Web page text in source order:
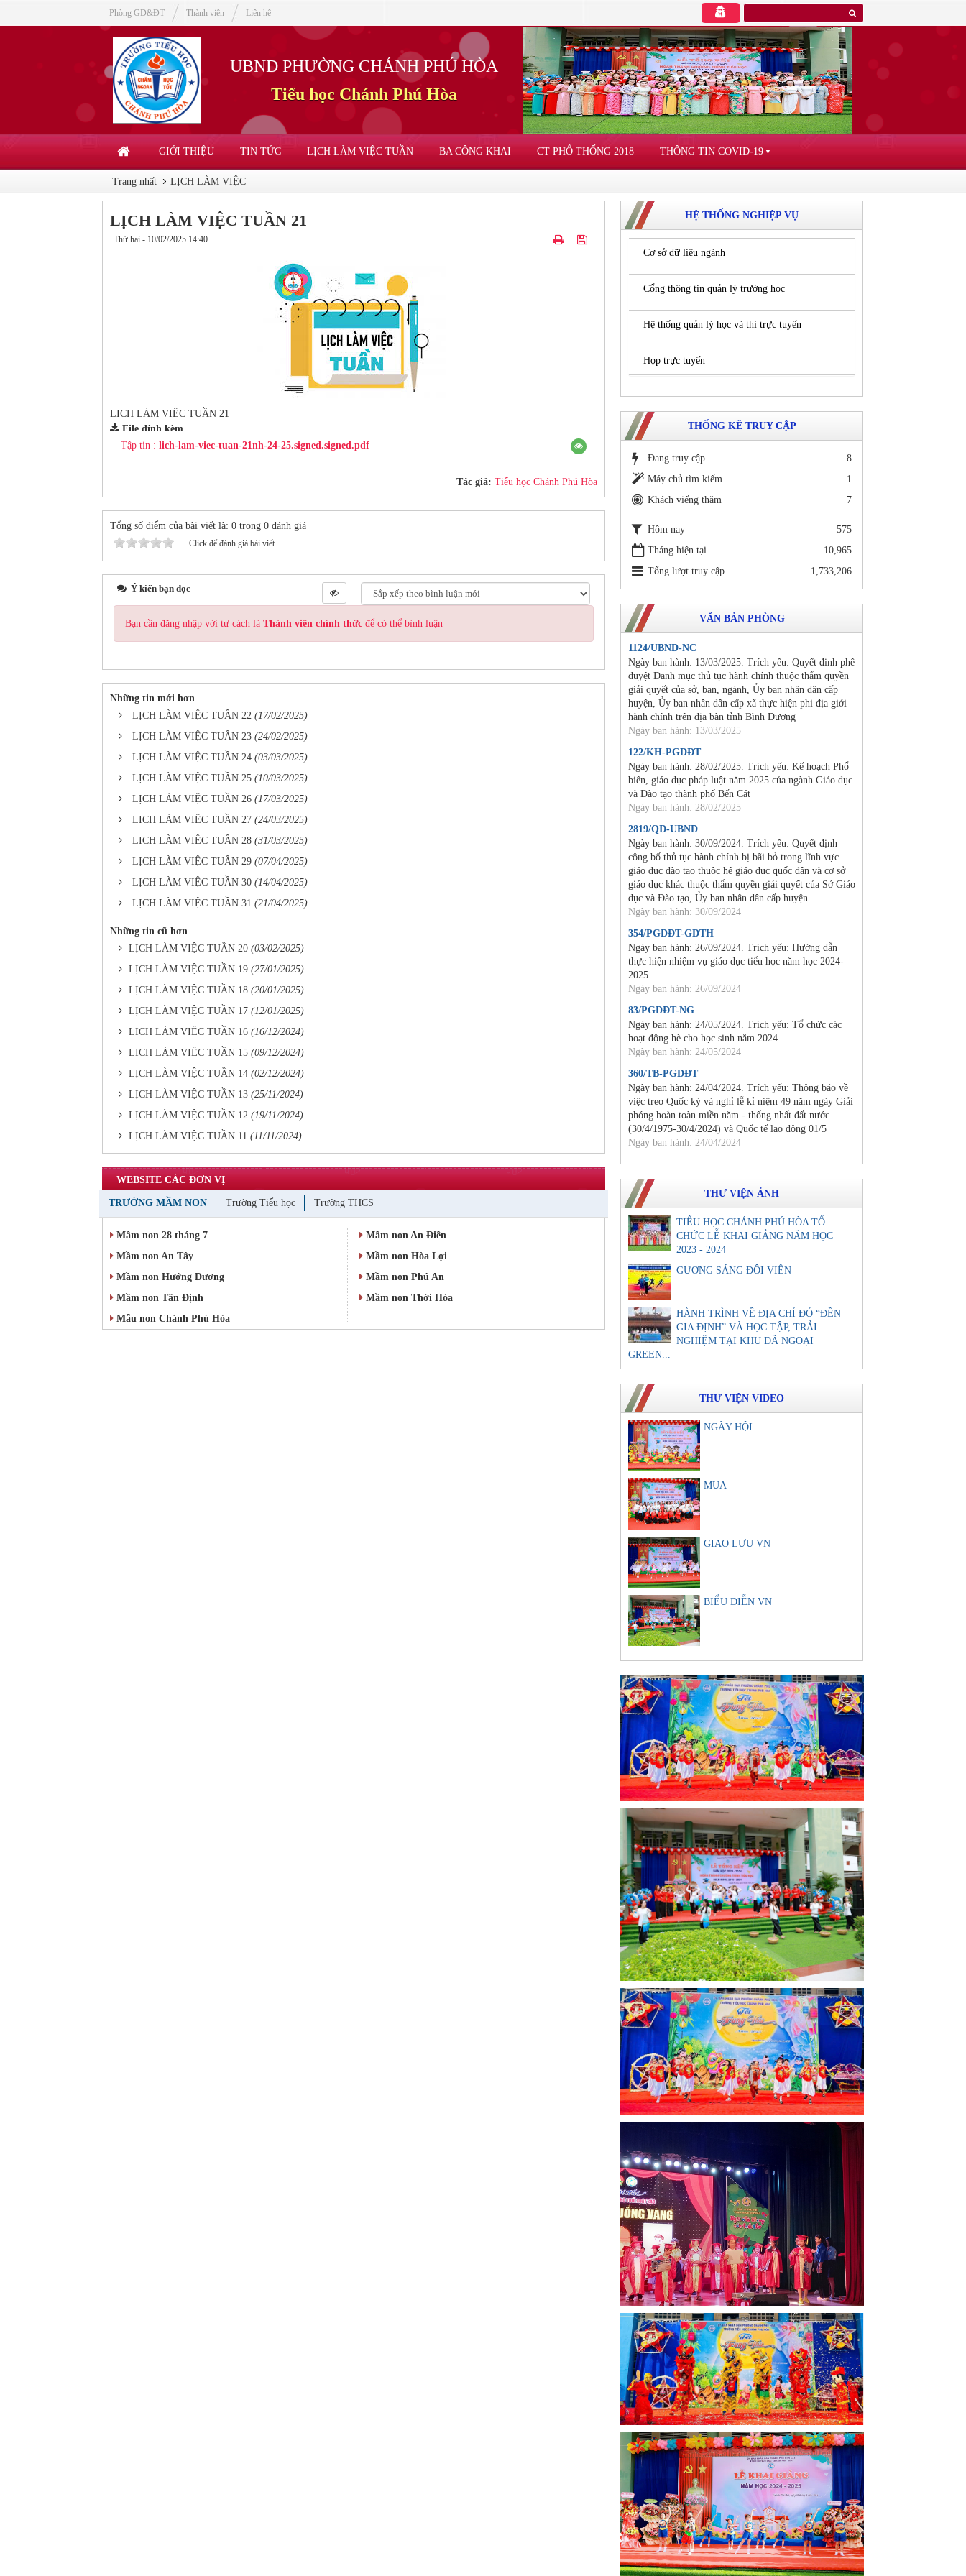
UBND PHƯỜNG CHÁNH PHÚ HÒA
Tiểu học Chánh Phú Hòa
GIỚI THIỆU TIN TỨC LỊCH LÀM VIỆC TUẦN BA CÔNG KHAI CT PHỔ THỐNG 2018 THÔNG TIN COVID-19 ▼
Phòng GD&ĐT Thành viên Liên hệ
Trang nhất LỊCH LÀM VIỆC
LỊCH LÀM VIỆC TUẦN 21
Thứ hai - 10/02/2025 14:40
LỊCH LÀM VIỆC TUẦN 21
File đính kèm
Tập tin : lich-lam-viec-tuan-21nh-24-25.signed.signed.pdf
Tác giả: Tiểu học Chánh Phú Hòa
Tổng số điểm của bài viết là: 0 trong 0 đánh giá
Click để đánh giá bài viết
Ý kiến bạn đọc
Bạn cần đăng nhập với tư cách là Thành viên chính thức để có thể bình luận
Những tin mới hơn
LỊCH LÀM VIỆC TUẦN 22 (17/02/2025)
LỊCH LÀM VIỆC TUẦN 23 (24/02/2025)
LỊCH LÀM VIỆC TUẦN 24 (03/03/2025)
LỊCH LÀM VIỆC TUẦN 25 (10/03/2025)
LỊCH LÀM VIỆC TUẦN 26 (17/03/2025)
LỊCH LÀM VIỆC TUẦN 27 (24/03/2025)
LỊCH LÀM VIỆC TUẦN 28 (31/03/2025)
LỊCH LÀM VIỆC TUẦN 29 (07/04/2025)
LỊCH LÀM VIỆC TUẦN 30 (14/04/2025)
LỊCH LÀM VIỆC TUẦN 31 (21/04/2025)
Những tin cũ hơn
LỊCH LÀM VIỆC TUẦN 20 (03/02/2025)
LỊCH LÀM VIỆC TUẦN 19 (27/01/2025)
LỊCH LÀM VIỆC TUẦN 18 (20/01/2025)
LỊCH LÀM VIỆC TUẦN 17 (12/01/2025)
LỊCH LÀM VIỆC TUẦN 16 (16/12/2024)
LỊCH LÀM VIỆC TUẦN 15 (09/12/2024)
LỊCH LÀM VIỆC TUẦN 14 (02/12/2024)
LỊCH LÀM VIỆC TUẦN 13 (25/11/2024)
LỊCH LÀM VIỆC TUẦN 12 (19/11/2024)
LỊCH LÀM VIỆC TUẦN 11 (11/11/2024)
WEBSITE CÁC ĐƠN VỊ
TRƯỜNG MẦM NON Trường Tiểu học Trường THCS
Mầm non 28 tháng 7
Mầm non An Điền
Mầm non An Tây
Mầm non Hòa Lợi
Mầm non Hướng Dương
Mầm non Phú An
Mầm non Tân Định
Mầm non Thới Hòa
Mẫu non Chánh Phú Hòa
HỆ THỐNG NGHIỆP VỤ
Cơ sở dữ liệu ngành
Cổng thông tin quản lý trường học
Hệ thống quản lý học và thi trực tuyến
Họp trực tuyến
THỐNG KÊ TRUY CẬP
Đang truy cập
8
Máy chủ tìm kiếm
1
Khách viếng thăm
7
Hôm nay
575
Tháng hiện tại
10,965
Tổng lượt truy cập
1,733,206
VĂN BẢN PHÒNG
1124/UBND-NC
Ngày ban hành: 13/03/2025. Trích yếu: Quyết đinh phê
duyệt Danh mục thủ tục hành chính thuộc thẩm quyền
giải quyết của sở, ban, ngành, Ủy ban nhân dân cấp
huyện, Ủy ban nhân dân cấp xã thực hiện phi địa giới
hành chính trên địa bàn tỉnh Bình Dương
Ngày ban hành: 13/03/2025
122/KH-PGDĐT
Ngày ban hành: 28/02/2025. Trích yếu: Kế hoạch Phổ
biến, giáo dục pháp luật năm 2025 của ngành Giáo dục
và Đào tạo thành phố Bến Cát
Ngày ban hành: 28/02/2025
2819/QĐ-UBND
Ngày ban hành: 30/09/2024. Trích yếu: Quyết định
công bố thủ tục hành chính bị bãi bỏ trong lĩnh vực
giáo dục đào tạo thuộc hệ giáo dục quốc dân và cơ sở
giáo dục khác thuộc thẩm quyền giải quyết của Sở Giáo
dục và Đào tạo, Ủy ban nhân dân cấp huyện
Ngày ban hành: 30/09/2024
354/PGDĐT-GDTH
Ngày ban hành: 26/09/2024. Trích yếu: Hướng dẫn
thực hiện nhiệm vụ giáo dục tiểu học năm học 2024-
2025
Ngày ban hành: 26/09/2024
83/PGDĐT-NG
Ngày ban hành: 24/05/2024. Trích yếu: Tổ chức các
hoạt động hè cho học sinh năm 2024
Ngày ban hành: 24/05/2024
360/TB-PGDĐT
Ngày ban hành: 24/04/2024. Trích yếu: Thông báo về
việc treo Quốc kỳ và nghỉ lễ kỉ niệm 49 năm ngày Giải
phóng hoàn toàn miền năm - thống nhất đất nước
(30/4/1975-30/4/2024) và Quốc tế lao động 01/5
Ngày ban hành: 24/04/2024
THƯ VIỆN ẢNH
TIỂU HỌC CHÁNH PHÚ HÒA TỔ
CHỨC LỄ KHAI GIẢNG NĂM HỌC
2023 - 2024
GƯƠNG SÁNG ĐỘI VIÊN
HÀNH TRÌNH VỀ ĐỊA CHỈ ĐỎ “ĐỀN
GIA ĐỊNH” VÀ HỌC TẬP, TRẢI
NGHIỆM TẠI KHU DÃ NGOẠI
GREEN...
THƯ VIỆN VIDEO
NGÀY HỘI
MUA
GIAO LƯU VN
BIỂU DIỄN VN